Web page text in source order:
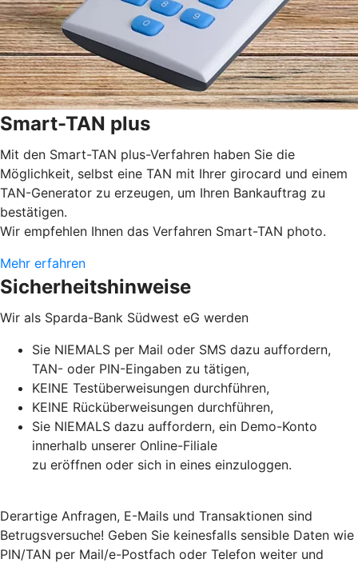
Smart-TAN plus
Mit den Smart-TAN plus-Verfahren haben Sie die
Möglichkeit, selbst eine TAN mit Ihrer girocard und einem
TAN-Generator zu erzeugen, um Ihren Bankauftrag zu
bestätigen.
Wir empfehlen Ihnen das Verfahren Smart-TAN photo.
Mehr erfahren
Sicherheitshinweise
Wir als Sparda-Bank Südwest eG werden
Sie NIEMALS per Mail oder SMS dazu auffordern,
TAN- oder PIN-Eingaben zu tätigen,
KEINE Testüberweisungen durchführen,
KEINE Rücküberweisungen durchführen,
Sie NIEMALS dazu auffordern, ein Demo-Konto
innerhalb unserer Online-Filiale
zu eröffnen oder sich in eines einzuloggen.
Derartige Anfragen, E-Mails und Transaktionen sind
Betrugsversuche! Geben Sie keinesfalls sensible Daten wie
PIN/TAN per Mail/e-Postfach oder Telefon weiter und